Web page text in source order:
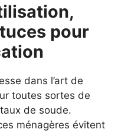
pour
dans l’art de
toutes sortes de
de soude.
ménagères évitent